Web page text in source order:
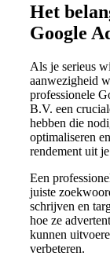
Het
Google
Als je serieus
aanwezigheid
professionele
B.V. een
hebben die
optimaliseren
rendement uit
Een
juiste
schrijven en
hoe ze
kunnen
verbeteren.